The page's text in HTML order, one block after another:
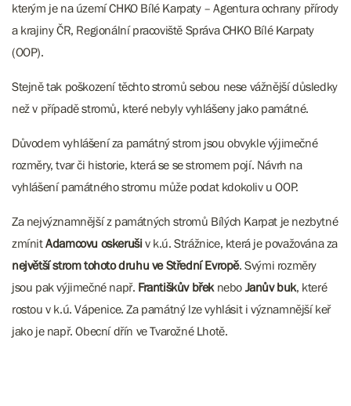
kterým je na území CHKO Bílé Karpaty – Agentura ochrany přírody
a krajiny ČR, Regionální pracoviště Správa CHKO Bílé Karpaty
(OOP).
Stejně tak poškození těchto stromů sebou nese vážnější důsledky
než v případě stromů, které nebyly vyhlášeny jako památné.
Důvodem vyhlášení za památný strom jsou obvykle výjimečné
rozměry, tvar či historie, která se se stromem pojí. Návrh na
vyhlášení památného stromu může podat kdokoliv u OOP.
Za nejvýznamnější z památných stromů Bílých Karpat je nezbytné
zmínitAdamcovu oskerušiv k.ú. Strážnice, která je považována za
největší strom tohoto druhu ve Střední Evropě. Svými rozměry
jsou pak výjimečné např. Františkův břeknebo Janův buk, které
rostou v k.ú. Vápenice. Za památný lze vyhlásit i významnější keř
jako je např. Obecní dřín ve Tvarožné Lhotě.